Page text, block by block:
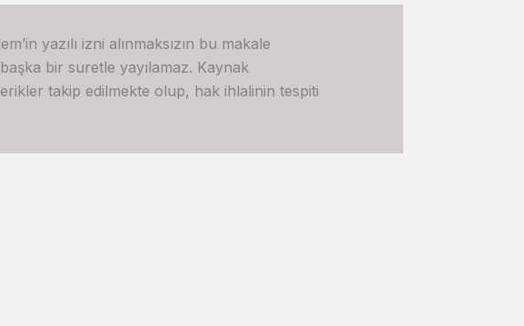
yazılı izni alınmaksızın bu makale
bir suretle yayılamaz. Kaynak
takip edilmekte olup, hak ihlalinin tespiti